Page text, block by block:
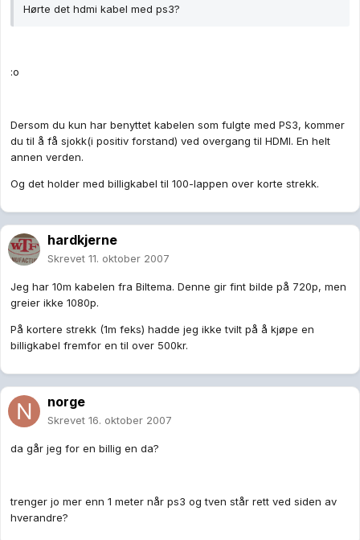
Hørte det hdmi kabel med ps3?
:o
Dersom du kun har benyttet kabelen som fulgte med PS3, kommer
du til å få sjokk(i positiv forstand) ved overgang til HDMI. En helt
annen verden.
Og det holder med billigkabel til 100-lappen over korte strekk.
hardkjerne
Skrevet 11. oktober 2007
Jeg har 10m kabelen fra Biltema. Denne gir fint bilde på 720p, men
greier ikke 1080p.
På kortere strekk (1m feks) hadde jeg ikke tvilt på å kjøpe en
billigkabel fremfor en til over 500kr.
norge
Skrevet 16. oktober 2007
da går jeg for en billig en da?
trenger jo mer enn 1 meter når ps3 og tven står rett ved siden av
hverandre?